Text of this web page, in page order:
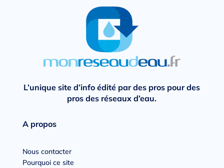
L’unique site d’info édité par des pros pour des
pros des réseaux d’eau.
A propos
Nous contacter
Pourquoi ce site